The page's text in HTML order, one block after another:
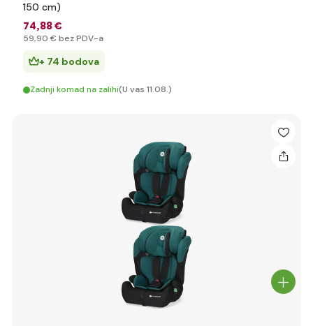
150 cm)
74,88 €
59,90 € bez PDV-a
+ 74 bodova
Zadnji komad na zalihi(U vas 11.08.)